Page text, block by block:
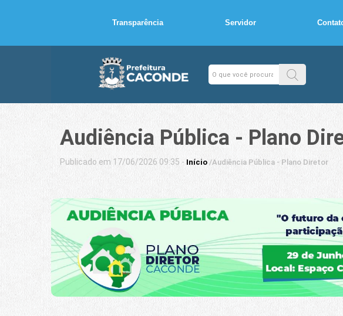
Transparência Servidor
Audiência Pública - Plano
Publicado em 17/06/2026 09:35 - Início /Audiência Pública - Plano Diretor